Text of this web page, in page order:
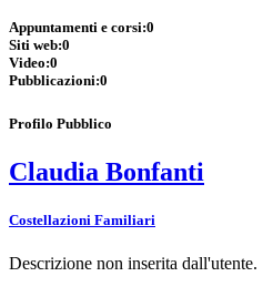
Appuntamenti e corsi:0
Siti web:0
Video:0
Pubblicazioni:0
Profilo Pubblico
Claudia Bonfanti
Costellazioni Familiari
Descrizione non inserita dall'utente.